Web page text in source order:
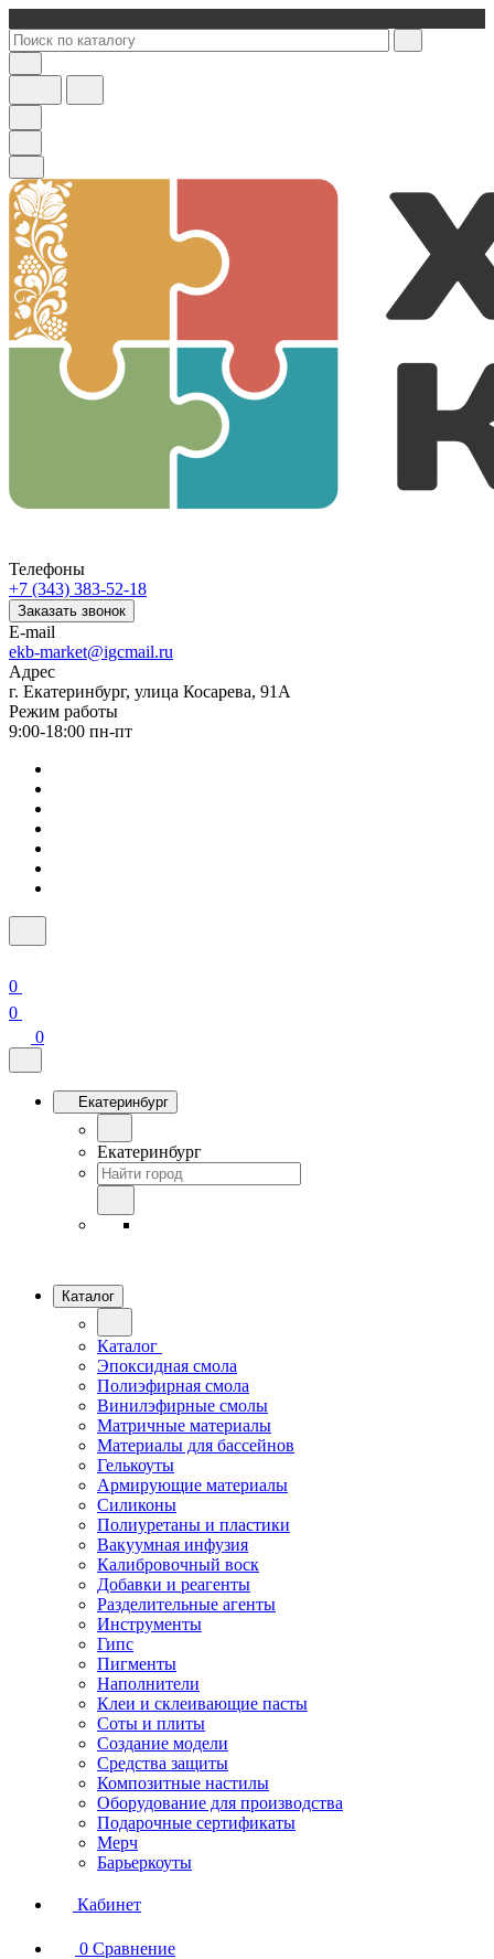
Телефоны
+7 (343) 383-52-18
Заказать звонок
E-mail
ekb-market@igcmail.ru
Адрес
г. Екатеринбург, улица Косарева, 91А
Режим работы
9:00-18:00 пн-пт
0
0
0
Екатеринбург
Екатеринбург
Каталог
Каталог
Эпоксидная смола
Полиэфирная смола
Винилэфирные смолы
Матричные материалы
Материалы для бассейнов
Гелькоуты
Армирующие материалы
Силиконы
Полиуретаны и пластики
Вакуумная инфузия
Калибровочный воск
Добавки и реагенты
Разделительные агенты
Инструменты
Гипс
Пигменты
Наполнители
Клеи и склеивающие пасты
Соты и плиты
Создание модели
Средства защиты
Композитные настилы
Оборудование для производства
Подарочные сертификаты
Мерч
Барьеркоуты
Кабинет
0 Сравнение